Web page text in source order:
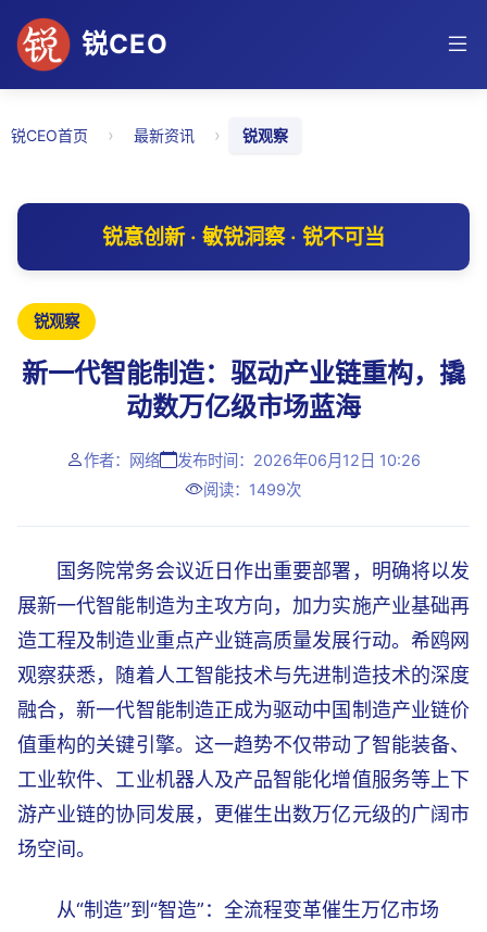
锐CEO
锐CEO首页 › 最新资讯 › 锐观察
锐意创新 · 敏锐洞察 · 锐不可当
锐观察
新一代智能制造：驱动产业链重构，撬
动数万亿级市场蓝海
作者：网络
发布时间：2026年06月12日 10:26
阅读：1499次
国务院常务会议近日作出重要部署，明确将以发
展新一代智能制造为主攻方向，加力实施产业基础再
造工程及制造业重点产业链高质量发展行动。希鸥网
观察获悉，随着人工智能技术与先进制造技术的深度
融合，新一代智能制造正成为驱动中国制造产业链价
值重构的关键引擎。这一趋势不仅带动了智能装备、
工业软件、工业机器人及产品智能化增值服务等上下
游产业链的协同发展，更催生出数万亿元级的广阔市
场空间。
从“制造”到“智造”：全流程变革催生万亿市场